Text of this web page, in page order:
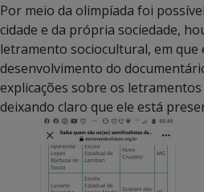
Por meio da olimpíada foi
cidade e da própria sociedade,
letramento sociocultural, em que
desenvolvimento do
explicações sobre os
deixando claro que ele está